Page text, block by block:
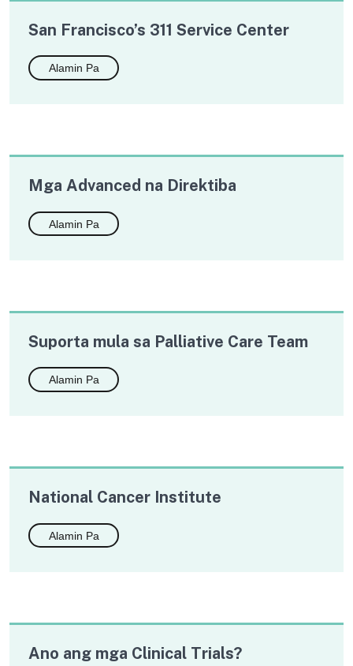
San Francisco’s 311 Service Center
Alamin Pa
Mga Advanced na Direktiba
Alamin Pa
Suporta mula sa Palliative Care Team
Alamin Pa
National Cancer Institute
Alamin Pa
Ano ang mga Clinical Trials?